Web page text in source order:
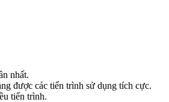
nhất.
được các tiến trình sử dụng tích cực.
tiến trình.